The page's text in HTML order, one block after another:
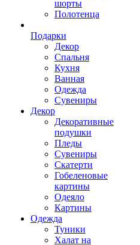
шорты
Полотенца
Подарки
Декор
Спальня
Кухня
Ванная
Одежда
Сувениры
Декор
Декоративные
подушки
Пледы
Сувениры
Скатерти
Гобеленовые
картины
Одеяло
Картины
Одежда
Туники
Халат на